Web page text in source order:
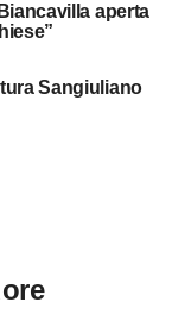
aperta
Sangiuliano